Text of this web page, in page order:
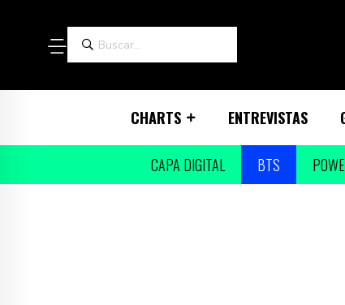
CHARTS ENTREVISTAS
CAPA DIGITAL BTS